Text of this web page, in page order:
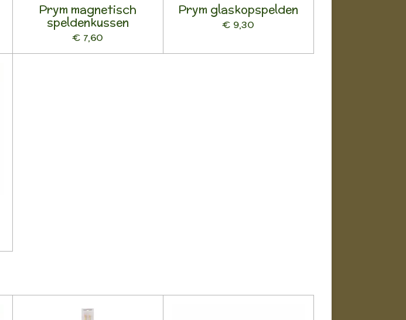
Prym magnetisch
speldenkussen
€ 7,60
Prym glaskopspelden
€ 9,30